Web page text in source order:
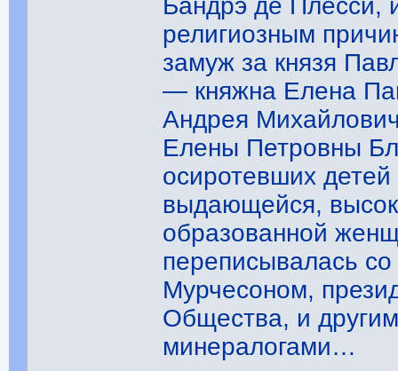
Бандрэ де Плесси,
религиозным
замуж за князя
— княжна Елена
Андрея
Елены Петровны
осиротевших
выдающейся,
образованной
переписывалась
Мурчесоном,
Общества, и
минералогами…